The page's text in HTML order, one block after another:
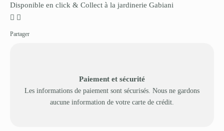
Disponible en click & Collect à la jardinerie Gabiani
Partager
Paiement et sécurité
Les informations de paiement sont sécurisés. Nous ne gardons
aucune information de votre carte de crédit.